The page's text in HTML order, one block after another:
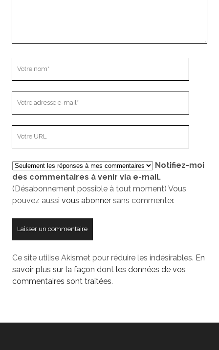
mail
votre
site
Notifiez-moi
des commentaires à venir via e-mail.
(Désabonnement possible à tout moment) Vous
pouvez aussi vous abonnersans commenter.
Ce site utilise Akismet pour réduire les indésirables. En
savoir plus sur la façon dont les données de vos
commentaires sont traitées.